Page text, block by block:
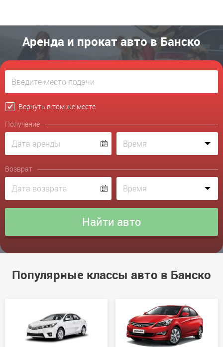
Аренда и прокат авто в Банско
Вернуть в том же месте
Получение
Возврат
Популярные классы авто в Банско